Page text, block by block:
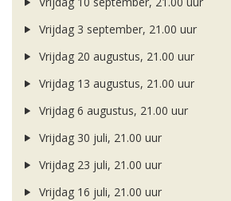
Vrijdag 3 september, 21.00 uur
Vrijdag 20 augustus, 21.00 uur
Vrijdag 13 augustus, 21.00 uur
Vrijdag 6 augustus, 21.00 uur
Vrijdag 30 juli, 21.00 uur
Vrijdag 23 juli, 21.00 uur
Vrijdag 16 juli, 21.00 uur